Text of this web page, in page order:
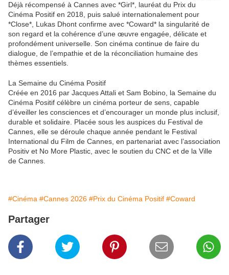
Déjà récompensé à Cannes avec *Girl*, lauréat du Prix du
Cinéma Positif en 2018, puis salué internationalement pour
*Close*, Lukas Dhont confirme avec *Coward* la singularité de
son regard et la cohérence d’une œuvre engagée, délicate et
profondément universelle. Son cinéma continue de faire du
dialogue, de l’empathie et de la réconciliation humaine des
thèmes essentiels.
La Semaine du Cinéma Positif
Créée en 2016 par Jacques Attali et Sam Bobino, la Semaine du
Cinéma Positif célèbre un cinéma porteur de sens, capable
d’éveiller les consciences et d’encourager un monde plus inclusif,
durable et solidaire. Placée sous les auspices du Festival de
Cannes, elle se déroule chaque année pendant le Festival
International du Film de Cannes, en partenariat avec l’association
Positiv et No More Plastic, avec le soutien du CNC et de la Ville
de Cannes.
#Cinéma #Cannes 2026 #Prix du Cinéma Positif #Coward
Partager